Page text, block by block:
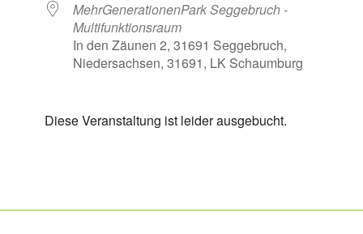
MehrGenerationenPark Seggebruch -
Multifunktionsraum
In den Zäunen 2, 31691 Seggebruch,
Niedersachsen, 31691, LK Schaumburg
Diese Veranstaltung ist leider ausgebucht.